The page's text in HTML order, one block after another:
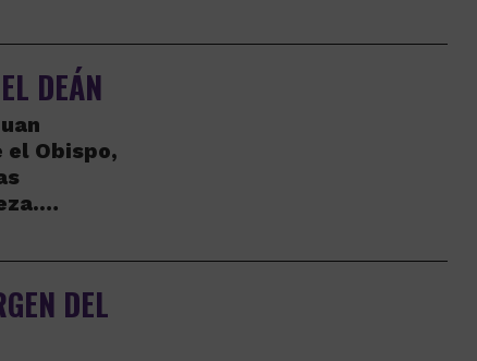
DEÁN
el Obispo,
DEL